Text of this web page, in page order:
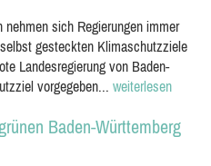
sich Regierungen immer
gesteckten Klimaschutzziele
Landesregierung von Baden-
vorgegeben... weiterlesen
Baden-Württemberg